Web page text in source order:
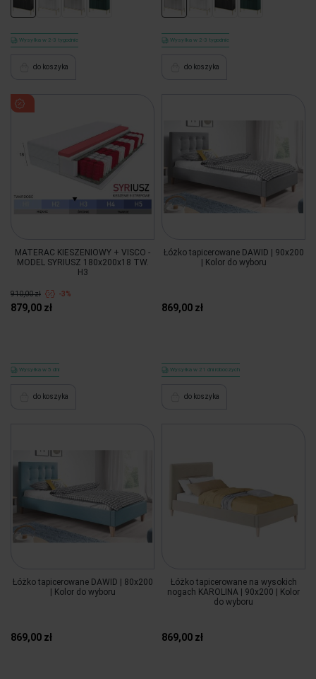
Wysyłka w 2-3 tygodnie
do koszyka
Wysyłka w 2-3 tygodnie
do koszyka
MATERAC KIESZENIOWY + VISCO -
MODEL SYRIUSZ 180x200x18 TW.
H3
910,00 zł -3%
879,00 zł
Wysyłka w 5 dni
do koszyka
Łóżko tapicerowane DAWID | 90x200
| Kolor do wyboru
869,00 zł
Wysyłka w 21 dni roboczych
do koszyka
Łóżko tapicerowane DAWID | 80x200
| Kolor do wyboru
869,00 zł
Łóżko tapicerowane na wysokich
nogach KAROLINA | 90x200 | Kolor
do wyboru
869,00 zł